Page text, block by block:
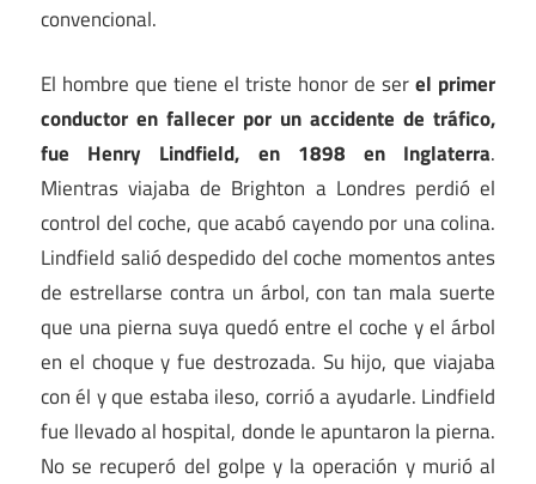
convencional.
El hombre que tiene el triste honor de serel primer
conductor en fallecer por un accidente de tráfico,
fue Henry Lindfield, en 1898 en Inglaterra.
Mientras viajaba de Brighton a Londres perdió el
control del coche, que acabó cayendo por una colina.
Lindfield salió despedido del coche momentos antes
de estrellarse contra un árbol, con tan mala suerte
que una pierna suya quedó entre el coche y el árbol
en el choque y fue destrozada. Su hijo, que viajaba
con él y que estaba ileso, corrió a ayudarle. Lindfield
fue llevado al hospital, donde le apuntaron la pierna.
No se recuperó del golpe y la operación y murió al